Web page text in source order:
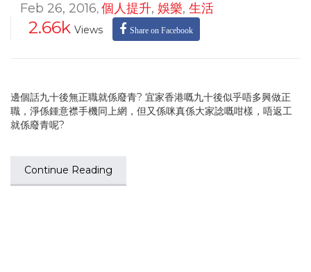
Feb 26, 2016, 個人提升, 娛樂, 生活
2.66k Views Share on Facebook
邊個話九十後無正職就係廢青? 宜家香港嘅九十後似乎唔多興做正
職，淨係鍾意襟手機同上網，但又係咪真係大家諗嘅咁樣，唔返工
就係廢青呢?
Continue Reading